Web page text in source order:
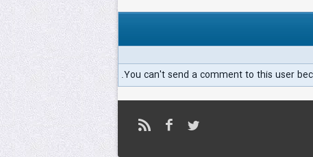
You can't send a comment to this user